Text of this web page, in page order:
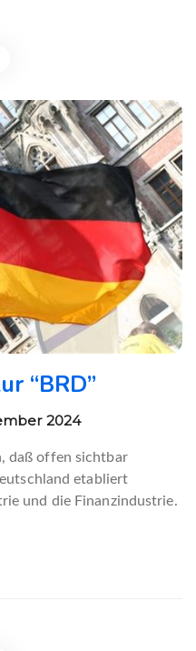
“BRD”
2024
daß offen sichtbar
etabliert
und die Finanzindustrie.